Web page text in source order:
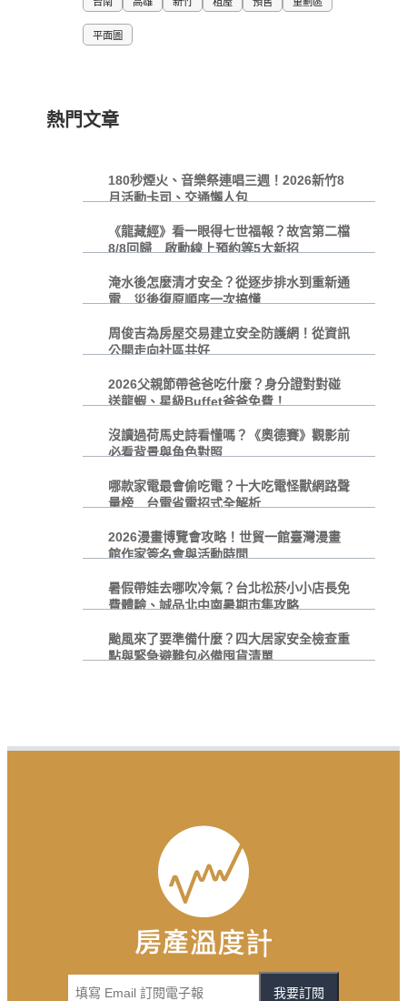
平面圖
熱門文章
180秒煙火、音樂祭連唱三週！2026新竹8
月活動卡司、交通懶人包
《龍藏經》看一眼得七世福報？故宮第二檔
8/8回歸 啟動線上預約等5大新招
淹水後怎麼清才安全？從逐步排水到重新通
電 災後復原順序一次搞懂
周俊吉為房屋交易建立安全防護網！從資訊
公開走向社區共好
2026父親節帶爸爸吃什麼？身分證對對碰
送龍蝦、星級Buffet爸爸免費！
沒讀過荷馬史詩看懂嗎？《奧德賽》觀影前
必看背景與角色對照
哪款家電最會偷吃電？十大吃電怪獸網路聲
量榜 台電省電招式全解析
2026漫畫博覽會攻略！世貿一館臺灣漫畫
館作家簽名會與活動時間
暑假帶娃去哪吹冷氣？台北松菸小小店長免
費體驗、誠品北中南暑期市集攻略
颱風來了要準備什麼？四大居家安全檢查重
點與緊急避難包必備囤貨清單
我要訂閱